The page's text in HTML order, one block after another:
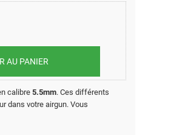
AU PANIER
calibre5.5mm. Ces différents
dans votre airgun. Vous